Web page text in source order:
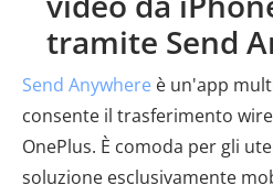
tramite Send
Send Anywhere è un'app
consente il trasferimento
OnePlus. È comoda per gli
soluzione esclusivamente